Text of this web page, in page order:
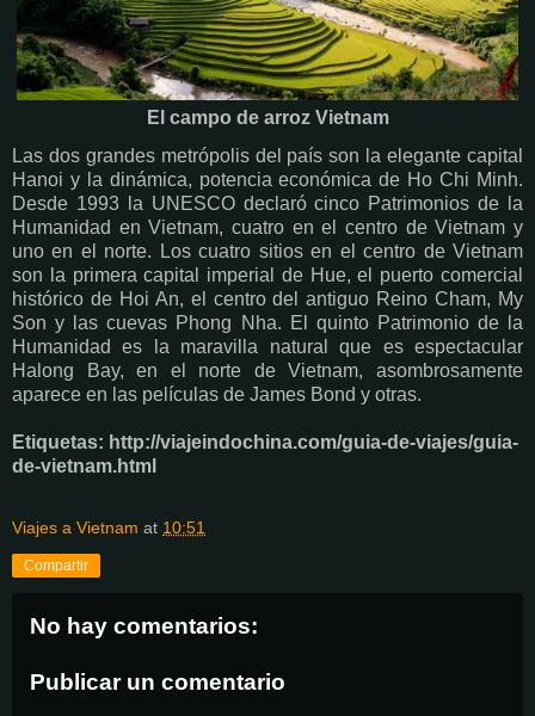
El campo de arroz Vietnam
Las dos grandes metrópolis del país son la elegante capital
Hanoi y la dinámica, potencia económica de Ho Chi Minh.
Desde 1993 la UNESCO declaró cinco Patrimonios de la
Humanidad en Vietnam, cuatro en el centro de Vietnam y
uno en el norte. Los cuatro sitios en el centro de Vietnam
son la primera capital imperial de Hue, el puerto comercial
histórico de Hoi An, el centro del antiguo Reino Cham, My
Son y las cuevas Phong Nha. El quinto Patrimonio de la
Humanidad es la maravilla natural que es espectacular
Halong Bay, en el norte de Vietnam, asombrosamente
aparece en las películas de James Bond y otras.
Etiquetas: http://viajeindochina.com/guia-de-viajes/guia-
de-vietnam.html
Viajes a Vietnam at 10:51
Compartir
No hay comentarios:
Publicar un comentario